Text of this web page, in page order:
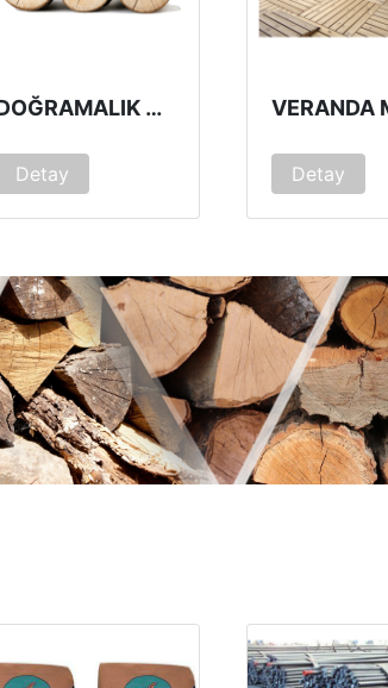
DOĞRAMALIK ÇAM VE KÖKNAR KERESTE
Detay Detay